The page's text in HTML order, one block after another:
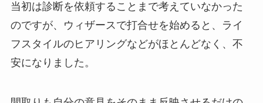
当初は診断を依頼することまで考えていなかった
のですが、ウィザースで打合せを始めると、ライ
フスタイルのヒアリングなどがほとんどなく、不
安になりました。